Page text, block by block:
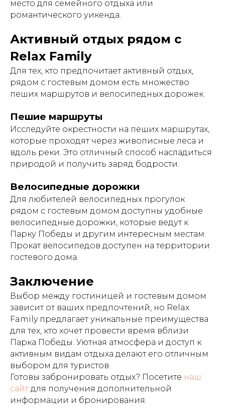
место для семейного отдыха или
романтического уикенда.
Активный отдых рядом с
Relax Family
Для тех, кто предпочитает активный отдых,
рядом с гостевым домом есть множество
пеших маршрутов и велосипедных дорожек.
Пешие маршруты
Исследуйте окрестности на пеших маршрутах,
которые проходят через живописные леса и
вдоль реки. Это отличный способ насладиться
природой и получить заряд бодрости.
Велосипедные дорожки
Для любителей велосипедных прогулок
рядом с гостевым домом доступны удобные
велосипедные дорожки, которые ведут к
Парку Победы и другим интересным местам.
Прокат велосипедов доступен на территории
гостевого дома.
Заключение
Выбор между гостиницей и гостевым домом
зависит от ваших предпочтений, но Relax
Family предлагает уникальные преимущества
для тех, кто хочет провести время вблизи
Парка Победы. Уютная атмосфера и доступ к
активным видам отдыха делают его отличным
выбором для туристов.
Готовы забронировать отдых? Посетите наш
сайт для получения дополнительной
информации и бронирования.